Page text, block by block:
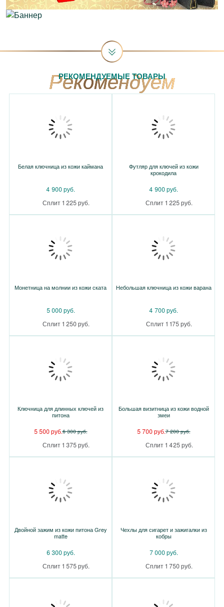
РЕКОМЕНДУЕМЫЕ ТОВАРЫ
Белая ключница из кожи каймана
4 900 руб.
Сплит 1 225 руб.
Футляр для ключей из кожи
крокодила
4 900 руб.
Сплит 1 225 руб.
Монетница на молнии из кожи ската
5 000 руб.
Сплит 1 250 руб.
Небольшая ключница из кожи варана
4 700 руб.
Сплит 1 175 руб.
Ключница для длинных ключей из
питона
5 500 руб.6 300 руб.
Сплит 1 375 руб.
Большая визитница из кожи водной
змеи
5 700 руб.7 200 руб.
Сплит 1 425 руб.
Двойной зажим из кожи питона Grey
matte
6 300 руб.
Сплит 1 575 руб.
Чехлы для сигарет и зажигалки из
кобры
7 000 руб.
Сплит 1 750 руб.